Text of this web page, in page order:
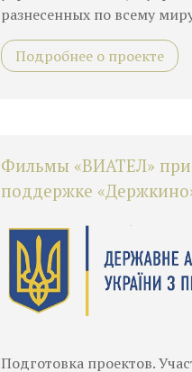
разнесенных по всему
Подробнее о проекте
Фильмы «ВИАТЕЛ» при
поддержке
Подготовка проектов.